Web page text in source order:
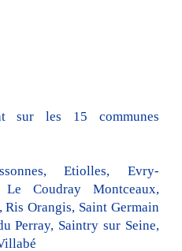
sur les 15 communes
Etiolles, Evry-
Le Coudray Montceaux,
Ris Orangis, Saint Germain
Perray, Saintry sur Seine,